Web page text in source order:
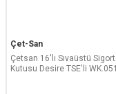
Çet-San
Çetsan 16'lı Sıvaüstü
Kutusu Desire TSE'li